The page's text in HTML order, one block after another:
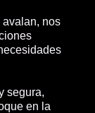
avalan, nos
segura,
en la